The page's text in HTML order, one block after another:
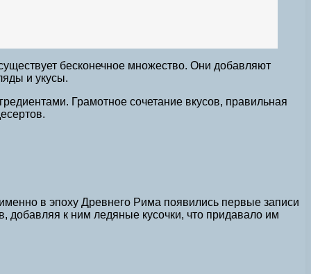
бесконечное множество. Они добавляют
и укусы.
Грамотное сочетание вкусов, правильная
в эпоху Древнего Рима появились первые записи
добавляя к ним ледяные кусочки, что придавало им